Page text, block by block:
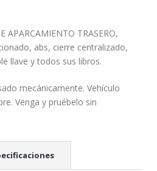
APARCAMIENTO TRASERO,
abs, cierre centralizado,
llave y todos sus libros.
mecánicamente. Vehículo
Venga y pruébelo sin